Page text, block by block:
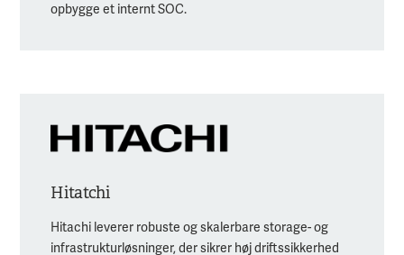
opbygge et internt SOC.
Hitatchi
Hitachi leverer robuste og skalerbare storage- og
infrastruktur­løsninger, der sikrer høj driftssikkerhed